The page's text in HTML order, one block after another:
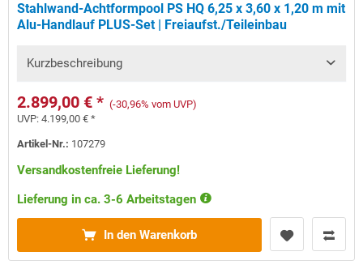
Stahlwand-Achtformpool PS HQ 6,25 x 3,60 x 1,20 m mit
Alu-Handlauf PLUS-Set | Freiaufst./Teileinbau
Kurzbeschreibung
2.899,00 € * (-30,96% vom UVP)
UVP:4.199,00 € *
Artikel-Nr.: 107279
Versandkostenfreie Lieferung!
Lieferung in ca. 3-6 Arbeitstagen
In den Warenkorb